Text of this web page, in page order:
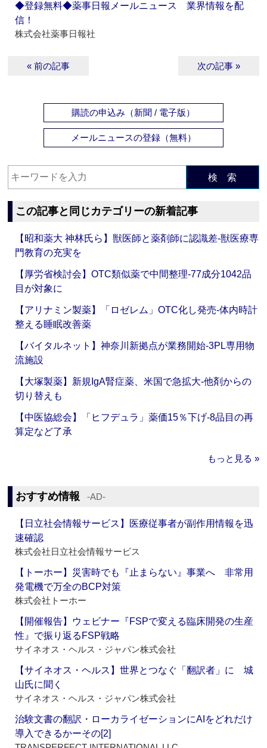
◆登録無料◆薬事日報メールニュース 業界情報を配
信！
株式会社薬事日報社
« 前の記事 次の記事 »
購読の申込み（新聞 / 電子版）
メールニュースの登録（無料）
検 索
この記事と同じカテゴリーの新着記事
【昭和薬大 神林氏ら】獣医師と薬剤師に認識差‐獣医療専
門教育の充実を
【厚労省検討会】OTC類似薬で中間整理‐77成分1042品
目が対象に
【アリナミン製薬】「ロゼレム」OTC化し発売‐体内時計
整える睡眠改善薬
【バイタルネット】神奈川新拠点が業務開始‐3PL専用物
流施設
【大塚製薬】新規IgA腎症薬、米国で急拡大‐他剤からの
切り替えも
【中医協総会】「ヒフデュラ」薬価15％下げ‐8品目の再
算定など了承
もっと見る »
おすすめ情報 ‐AD‐
【日立社会情報サービス】医療従事者が副作用情報を迅
速確認
株式会社日立社会情報サービス
【トーホー】災害時でも『止まらない』事業へ 非常用
発電機で万全のBCP対策
株式会社トーホー
【開催報告】ウェビナー『FSPで変える臨床開発の生産
性』で振り返るFSP戦略
サイネオス・ヘルス・ジャパン株式会社
【サイネオス・ヘルス】世界とつなぐ「翻訳者」に 城
山氏に聞く
サイネオス・ヘルス・ジャパン株式会社
治験文書の翻訳・ローカライゼーションにAIをどれだけ
導入できるかーその[2]